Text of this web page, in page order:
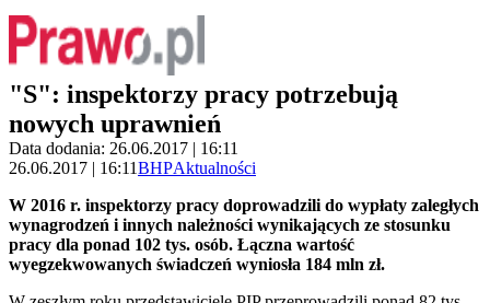
"S": inspektorzy pracy potrzebują
nowych uprawnień
Data dodania: 26.06.2017 | 16:11
26.06.2017 | 16:11BHPAktualności
W 2016 r. inspektorzy pracy doprowadzili do wypłaty zaległych
wynagrodzeń i innych należności wynikających ze stosunku
pracy dla ponad 102 tys. osób. Łączna wartość
wyegzekwowanych świadczeń wyniosła 184 mln zł.